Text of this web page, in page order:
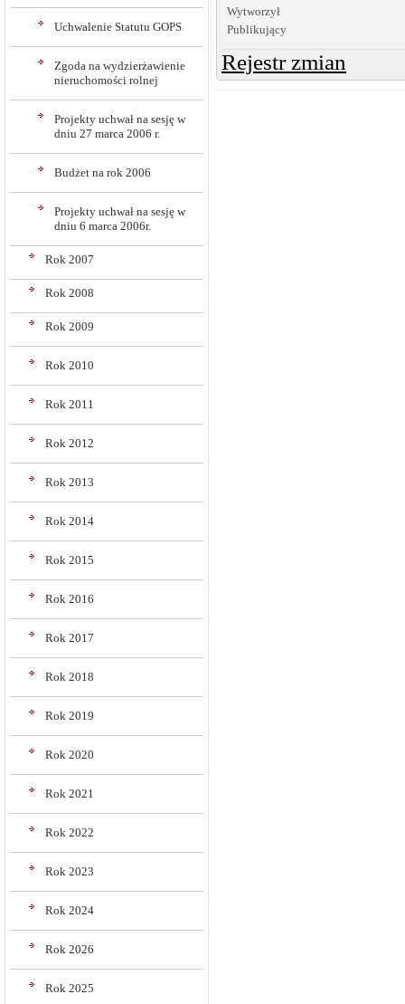
Uchwalenie Statutu GOPS
Zgoda na wydzierżawienie
nieruchomości rolnej
Projekty uchwał na sesję w
dniu 27 marca 2006 r.
Budżet na rok 2006
Projekty uchwał na sesję w
dniu 6 marca 2006r.
Rok 2007
Rok 2008
Rok 2009
Rok 2010
Rok 2011
Rok 2012
Rok 2013
Rok 2014
Rok 2015
Rok 2016
Rok 2017
Rok 2018
Rok 2019
Rok 2020
Rok 2021
Rok 2022
Rok 2023
Rok 2024
Rok 2026
Rok 2025
Wytworzył
Publikujący
Rejestr zmian